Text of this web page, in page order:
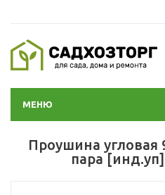
МЕНЮ
Проушина угловая
пара